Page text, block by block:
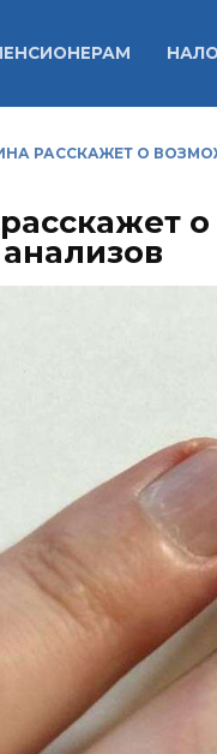
РАССКАЖЕТ О